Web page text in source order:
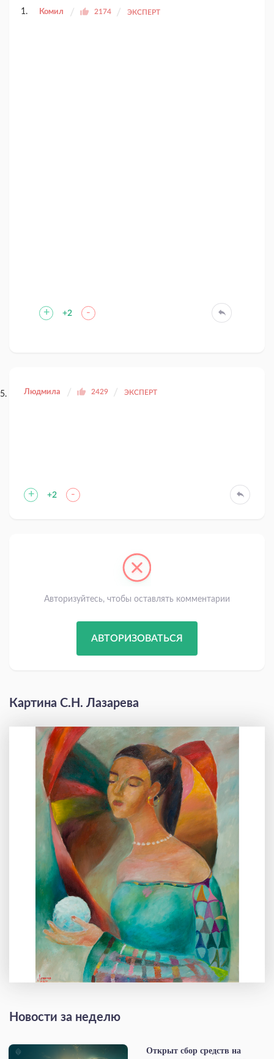
Комил 2174 ЭКСПЕРТ
+ +2 -
Людмила 2429 ЭКСПЕРТ
+ +2 -
Авторизуйтесь, чтобы оставлять комментарии
АВТОРИЗОВАТЬСЯ
Картина С.Н. Лазарева
Новости за неделю
Открыт сбор средств на